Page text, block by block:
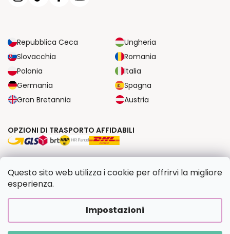
Questo sito web utilizza i cookie per offrirvi la migliore
esperienza.
Impostazioni
Repubblica Ceca
Ungheria
Slovacchia
Romania
Polonia
Italia
Germania
Spagna
Gran Bretannia
Austria
OPZIONI DI TRASPORTO AFFIDABILI
Creato da Shoptet Premium|UpraviloFV STUDIO
Copyright 2026Dipingilo.it. Tutti i diritti riservati.